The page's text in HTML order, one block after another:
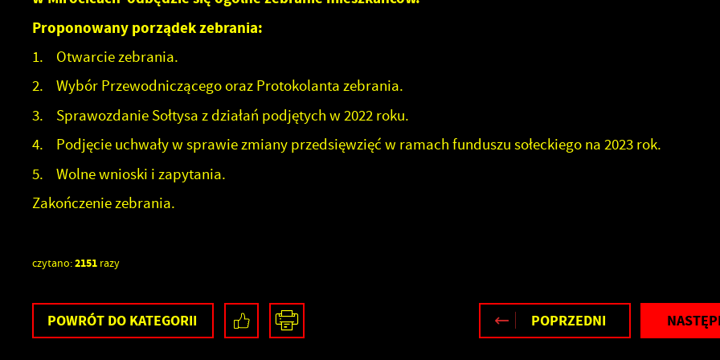
Proponowany porządek zebrania:
1. Otwarcie zebrania.
2. Wybór Przewodniczącego oraz Protokolanta zebrania.
3. Sprawozdanie Sołtysa z działań podjętych w 2022 roku.
4. Podjęcie uchwały w sprawie zmiany przedsięwzięć w ramach funduszu sołeckiego na 2023 rok.
5. Wolne wnioski i zapytania.
Zakończenie zebrania.
czytano:2151razy
POWRÓT DO KATEGORII POPRZEDNI